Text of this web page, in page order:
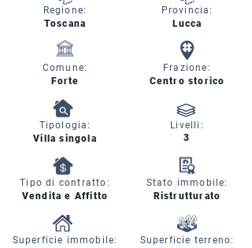
Regione:
Toscana
Lucca
Provincia:
Comune:
Forte
Frazione:
Centro storico
Tipologia:
Villa singola
Tipo di contratto:
Vendita e Affitto
Livelli:
3
Stato immobile:
Ristrutturato
Superficie immobile: Superficie terreno: